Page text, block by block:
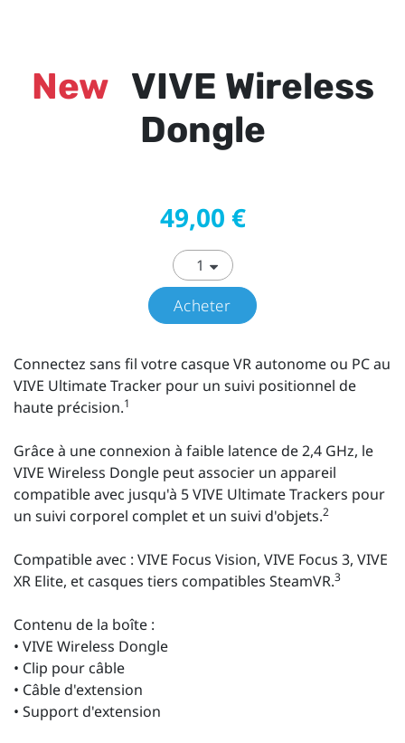
New VIVE Wireless
Dongle
49,00 €
Acheter
Connectez sans fil votre casque VR autonome ou PC au
VIVE Ultimate Tracker pour un suivi positionnel de
haute précision.1
Grâce à une connexion à faible latence de 2,4 GHz, le
VIVE Wireless Dongle peut associer un appareil
compatible avec jusqu'à 5 VIVE Ultimate Trackers pour
un suivi corporel complet et un suivi d'objets.2
Compatible avec : VIVE Focus Vision, VIVE Focus 3, VIVE
XR Elite, et casques tiers compatibles SteamVR.3
Contenu de la boîte :
• VIVE Wireless Dongle
• Clip pour câble
• Câble d'extension
• Support d'extension